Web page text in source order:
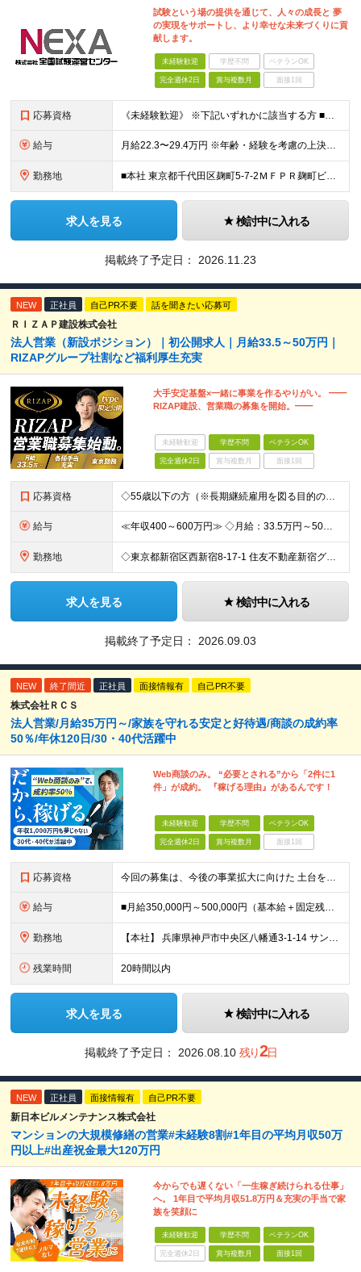
試験という場の提供を通じて、人々の成長と 夢
の実現をサポートし、より幸せな未来づくりに貢
献します。
未経験歓迎 学歴不問 ベテランOK
完全週休2日 賞与複数月 面接1回
応募資格 《未経験歓迎》 ※下記いずれかに該当する方 ■対人業務の経験（法人/個人、販売/交渉など種別・業種は不問） ■MicrosoftOffice（主にWordとExcel）の基本操作が出来る方 ～下記の
給与 月給22.3〜29.4万円 ※年齢・経験を考慮の上決定します ※試用期間3ヶ月／給与・待遇に差異はありません ※残業代は別途全額支給いたします ※想定年収465万円〜585万円（月22時間の残業代、賞
勤務地 ■本社 東京都千代田区麹町5-7-2ＭＦＰＲ麹町ビル3階 ＜アクセス＞ 東京メトロ有楽町線麹町駅 徒歩5分 東京メトロ有楽町線永田町駅 徒歩7分 JR中央線四ツ谷駅 徒歩9分
求人を見る 検討中に入れる
掲載終了予定日： 2026.11.23
NEW 正社員 自己PR不要 話を聞きたい応募可
ＲＩＺＡＰ建設株式会社
法人営業（新設ポジション）｜初公開求人｜月給33.5～50万円｜
RIZAPグループ社割など福利厚生充実
大手安定基盤×一緒に事業を作るやりがい。 ━━
RIZAP建設、営業職の募集を開始。━━
未経験歓迎 学歴不問 ベテランOK
完全週休2日 賞与複数月 面接1回
応募資格 ◇55歳以下の方（※長期継続雇用を図る目的のため） ◇以下の必須スキルをお持ちの方 ≪必須スキル≫ ・BtoBの法人営業経験のある方 ・一都三県での勤務が可能な方 ※学歴不問 ≪歓迎スキル≫ ・内
給与 ≪年収400～600万円≫ ◇月給：33.5万円～50万円 ◇残業代別途支給（固定残業代なし） ◇昇給年2回 実力・実績に応じた評価制度 ￣￣￣￣￣￣￣￣￣￣￣￣￣ 新設ポジションのため、あなたの実
勤務地 ◇東京都新宿区西新宿8-17-1 住友不動産新宿グランドタワー36F ◇現地（店舗・取引先）へ出向く場合もあります 【本社所在地】 東京都新宿区西新宿8-17-1 住友不動産新宿グランドタワー36F
求人を見る 検討中に入れる
掲載終了予定日： 2026.09.03
NEW 終了間近 正社員 面接情報有 自己PR不要
株式会社ＲＣＳ
法人営業/月給35万円～/家族を守れる安定と好待遇/商談の成約率
50％/年休120日/30・40代活躍中
Web商談のみ。 “必要とされる”から「2件に1
件」が成約。 『稼げる理由』があるんです！
未経験歓迎 学歴不問 ベテランOK
完全週休2日 賞与複数月 面接1回
応募資格 今回の募集は、今後の事業拡大に向けた 土台を築いていくための"増員"募集です。 急な欠員や業務過多が理由の急募ではなく、 先を見据えた『育成前提』の採用なので、 少しでも興味があればぜひご応募くださ
給与 ■月給350,000円～500,000円（基本給＋固定残業代＋その他手当）＋インセンティブ ∟基本給268,400円～411,700円 固定残業代57,600円～88,300円（28時間分）
勤務地 【本社】 兵庫県神戸市中央区八幡通3-1-14 サンシポートビル6F ★転居を伴う転勤はありません ＜アクセス＞ ・海岸線「三宮・花時計前駅」より徒歩2分 ・阪神本線「神戸三宮駅」より徒歩6分 ・阪
残業時間 20時間以内
求人を見る 検討中に入れる
掲載終了予定日： 2026.08.10 残り2日
NEW 正社員 面接情報有 自己PR不要
新日本ビルメンテナンス株式会社
マンションの大規模修繕の営業#未経験8割#1年目の平均月収50万
円以上#出産祝金最大120万円
今からでも遅くない「一生稼ぎ続けられる仕事」
へ。 1年目で平均月収51.8万円＆充実の手当で家
族を笑顔に
未経験歓迎 学歴不問 ベテランOK
完全週休2日 賞与複数月 面接1回